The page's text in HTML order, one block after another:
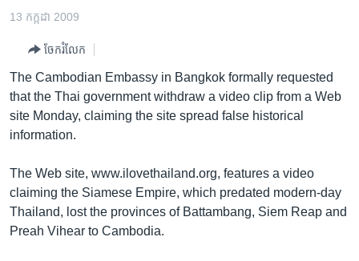
ម្តង
រំលង​
និង​
ទៅ​
ទំព័រ​
រចនា
សម្ព័ន្ធ​
ហេឡូវីអូអេ
ព្រឹត្តិការណ៍ព័ត៌មាន
វិទ្យុ / ផតខាសថ៍
កម្មវិធីទាំងអស់
13 កក្កដា 2009
ចែករំលែក
The Cambodian Embassy in Bangkok formally requested
that the Thai government withdraw a video clip from a Web
site Monday, claiming the site spread false historical
information.
The Web site, www.ilovethailand.org, features a video
claiming the Siamese Empire, which predated modern-day
Thailand, lost the provinces of Battambang, Siem Reap and
Preah Vihear to Cambodia.